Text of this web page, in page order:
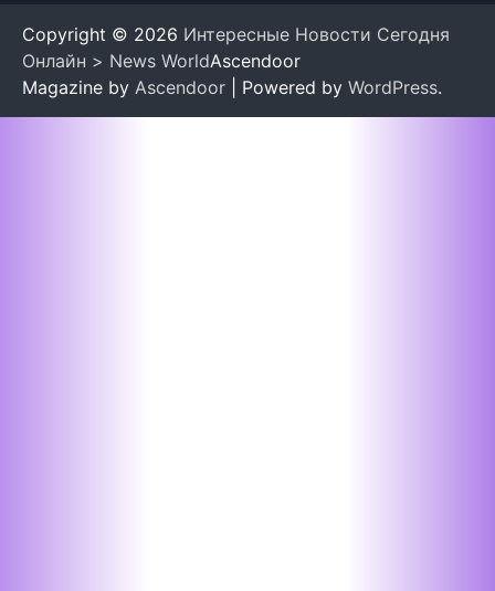
Copyright © 2026 Интересные Новости Сегодня
Онлайн > News WorldAscendoor
Magazine by Ascendoor | Powered by WordPress.